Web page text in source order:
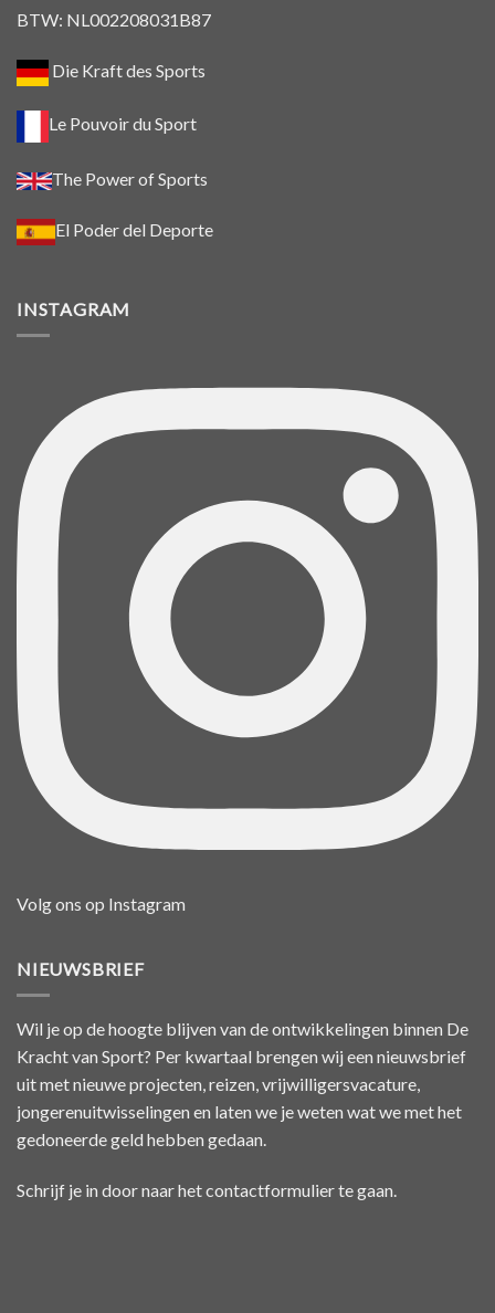
BTW: NL002208031B87
Die Kraft des Sports
Le Pouvoir du Sport
The Power of Sports
El Poder del Deporte
INSTAGRAM
Volg ons op Instagram
NIEUWSBRIEF
Wil je op de hoogte blijven van de ontwikkelingen binnen De
Kracht van Sport? Per kwartaal brengen wij een nieuwsbrief
uit met nieuwe projecten, reizen, vrijwilligersvacature,
jongerenuitwisselingen en laten we je weten wat we met het
gedoneerde geld hebben gedaan.
Schrijf je in door naar hetcontactformulierte gaan.